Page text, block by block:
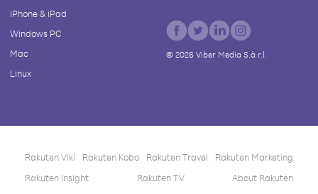
iPhone & iPad
Windows PC
Mac
Linux
© 2026Viber Media S.à r.l.
Rakuten Viki Rakuten Kobo Rakuten Travel
Rakuten Marketing
Rakuten Insight
Rakuten TV About Rakuten